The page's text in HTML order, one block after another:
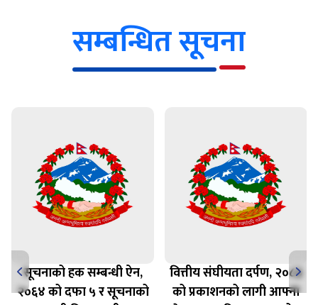
सम्बन्धित सूचना
सूचनाको हक सम्बन्धी ऐन,
२०६४ को दफा ५ र सूचनाको
वित्तीय संघीयता दर्पण, २०८३
को प्रकाशनको लागी आफ्ना